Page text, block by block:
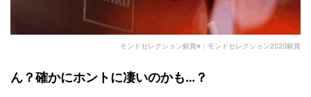
モンドセレクション銀賞※：モンドセレクション2020銀賞
ん？確かにホントに凄いのかも…？